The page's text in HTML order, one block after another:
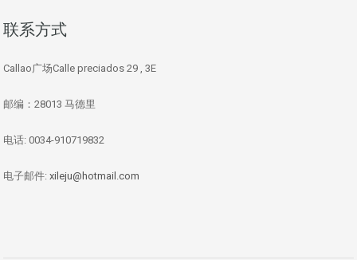
联系方式
Callao广场Calle preciados 29 , 3E
邮编：28013 马德里
电话: 0034-910719832
电子邮件: xileju@hotmail.com